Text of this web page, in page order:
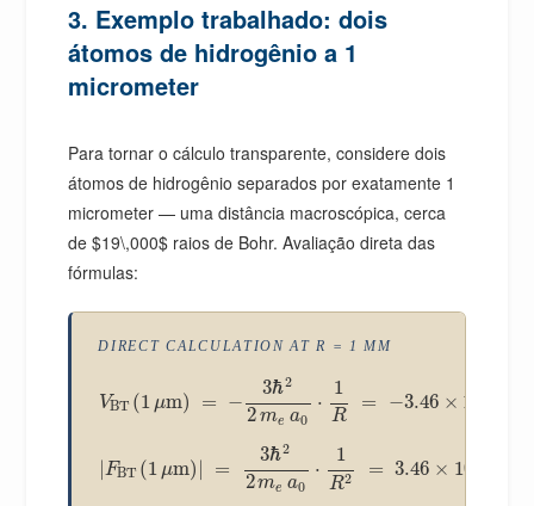
3. Exemplo trabalhado: dois
átomos de hidrogênio a 1
micrometer
Para tornar o cálculo transparente, considere dois
átomos de hidrogênio separados por exatamente 1
micrometer — uma distância macroscópica, cerca
de $19\,000$ raios de Bohr. Avaliação direta das
fórmulas:
DIRECT CALCULATION AT R = 1 ΜM
VBT (1 μm) = −
3ℏ2
2 me a0
⋅
1
R
= −3.46 × 10
|FBT (1 μm) | =
3ℏ2
2me a0
⋅
1
R2 = 3.46 × 10